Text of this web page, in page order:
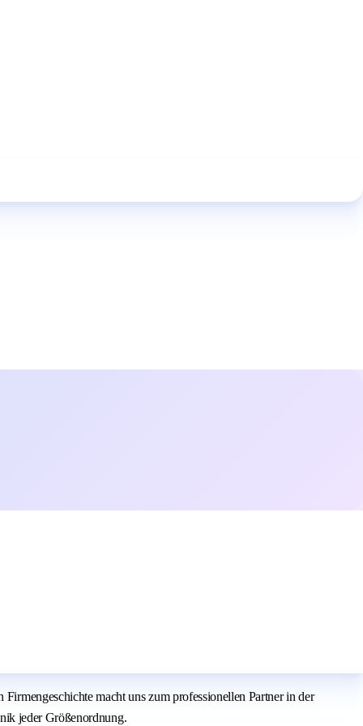
macht uns zum professionellen Partner in der
jeder Größenordnung.